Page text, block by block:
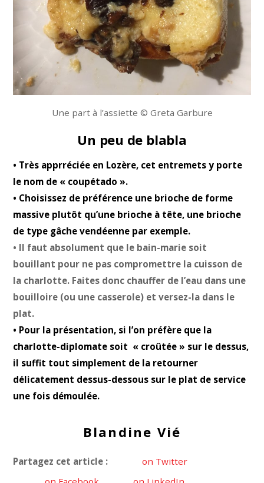
Une part à l’assiette © Greta Garbure
Un peu de blabla
• Très apprréciée en Lozère, cet entremets y porte
le nom de « coupétado ».
• Choisissez de préférence une brioche de forme
massive plutôt qu’une brioche à tête, une brioche
de type gâche vendéenne par exemple.
• Il faut absolument que le bain-marie soit
bouillant pour ne pas compromettre la cuisson de
la charlotte. Faites donc chauffer de l’eau dans une
bouilloire (ou une casserole) et versez-la dans le
plat.
• Pour la présentation, si l’on préfère que la
charlotte-diplomate soit « croûtée » sur le dessus,
il suffit tout simplement de la retourner
délicatement dessus-dessous sur le plat de service
une fois démoulée.
Blandine Vié
Partagez cet article :
on Twitter